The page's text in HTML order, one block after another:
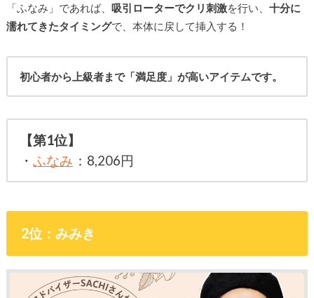
「ふなみ」であれば、 吸引ローターでクリ刺激を行い、 十分に
濡れてきたタイミングで、本体に戻して挿入する！
初心者から上級者まで「満足度」が高いアイテムです。
【第1位】
・ふなみ ：8,206円
2位：みみき